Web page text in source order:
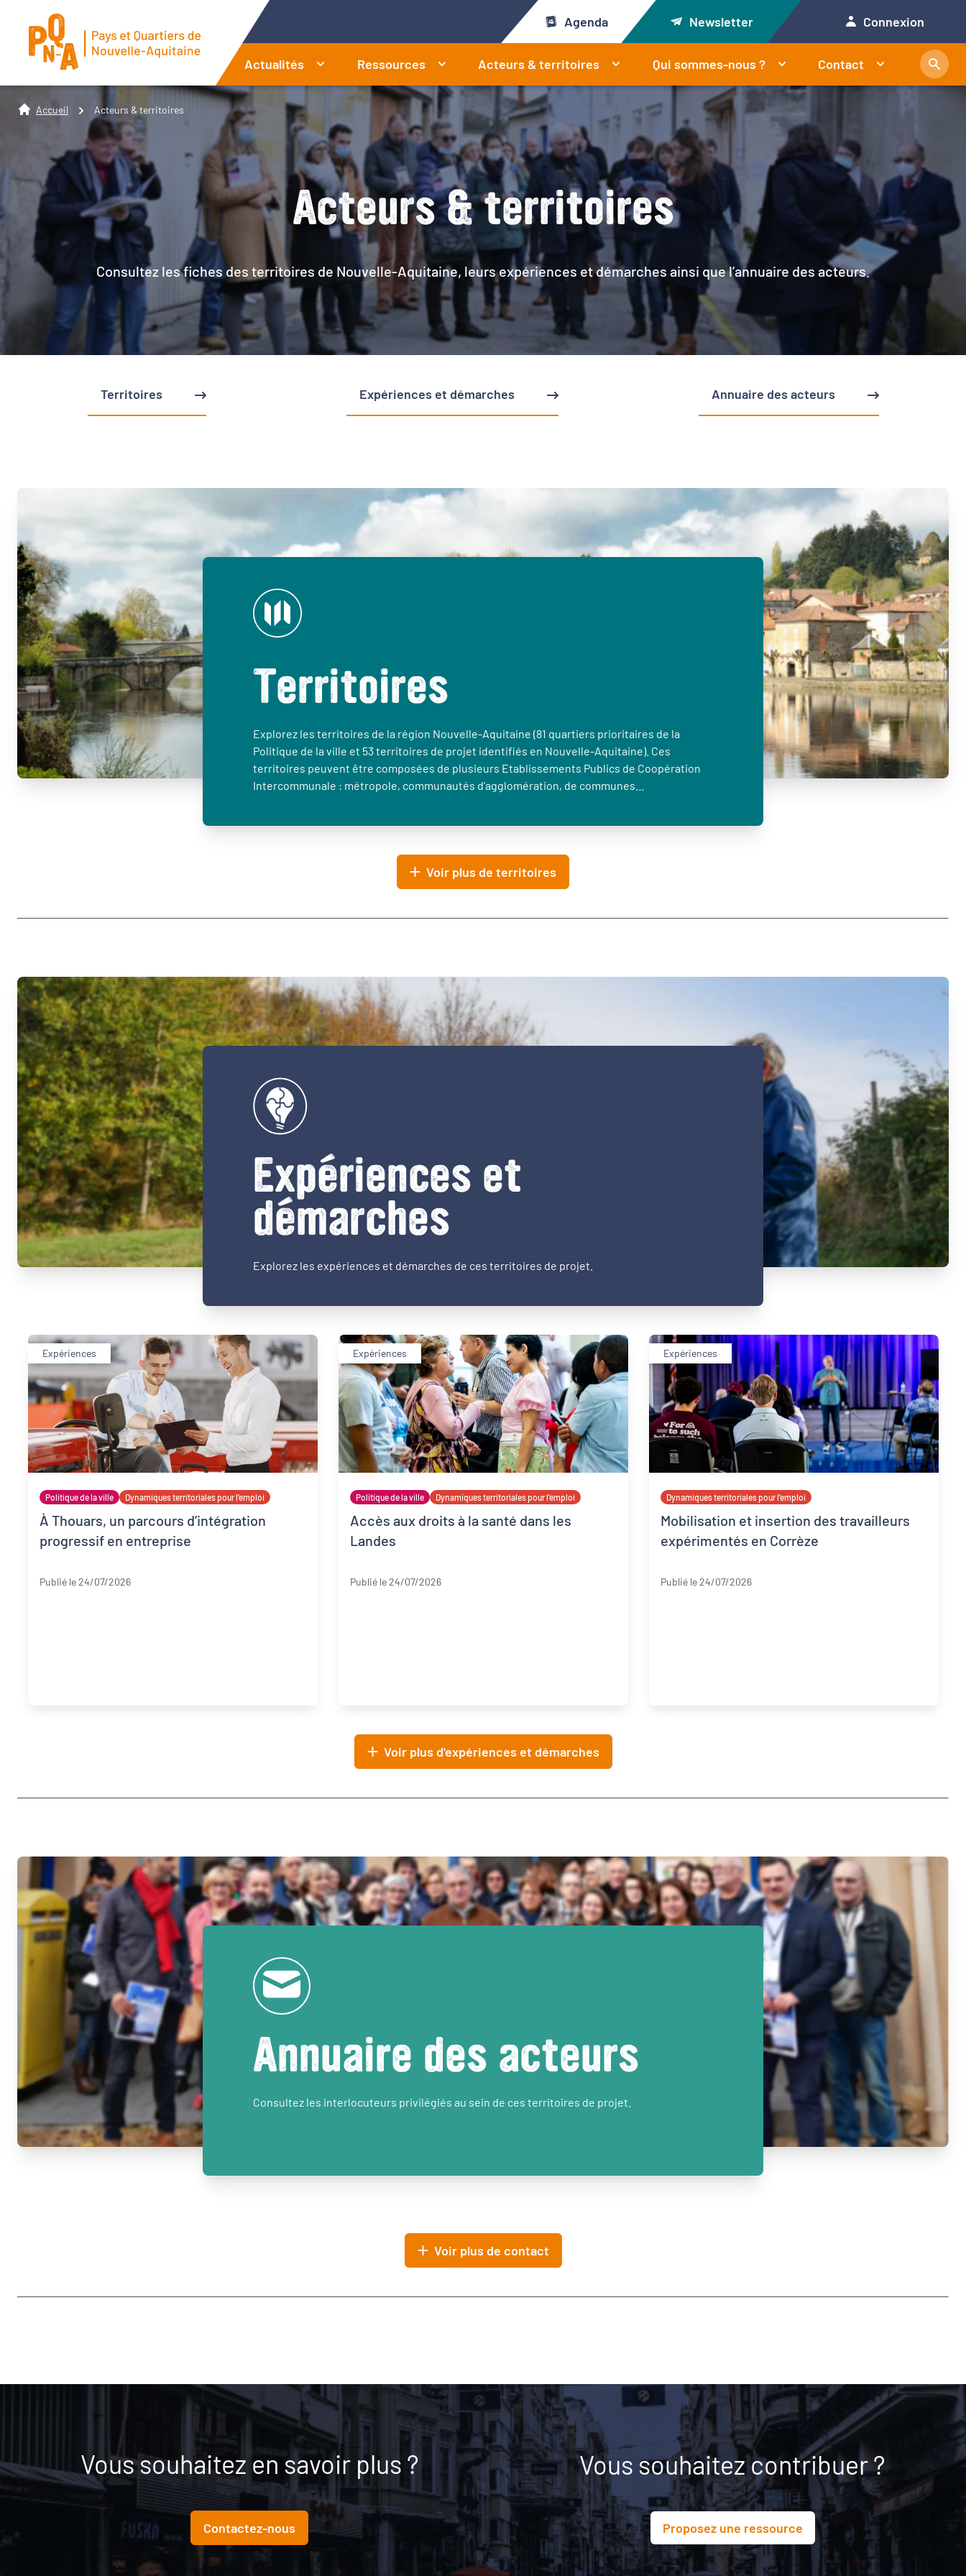
Agenda Newsletter Connexion
Actualités Ressources Acteurs & territoires Qui sommes-nous ? Contact
Accueil Acteurs & territoires
Acteurs & territoires
Consultez les fiches des territoires de Nouvelle-Aquitaine, leurs expériences et démarches ainsi que l’annuaire des acteurs.
Territoires Expériences et démarches Annuaire des acteurs
Territoires
Explorez les territoires de la région Nouvelle-Aquitaine (81 quartiers prioritaires de la
Politique de la ville et 53 territoires de projet identifiés en Nouvelle-Aquitaine). Ces
territoires peuvent être composées de plusieurs Etablissements Publics de Coopération
Intercommunale : métropole, communautés d’agglomération, de communes…
Voir plus de territoires
Expériences et
démarches
Explorez les expériences et démarches de ces territoires de projet.
Expériences
Politique de la ville Dynamiques territoriales pour l’emploi
À Thouars, un parcours d’intégration
progressif en entreprise
Publié le 24/07/2026
Expériences
Politique de la ville Dynamiques territoriales pour l’emploi
Accès aux droits à la santé dans les
Landes
Publié le 24/07/2026
Expériences
Dynamiques territoriales pour l’emploi
Mobilisation et insertion des travailleurs
expérimentés en Corrèze
Publié le 24/07/2026
Voir plus d'expériences et démarches
Annuaire des acteurs
Consultez les interlocuteurs privilégiés au sein de ces territoires de projet.
Voir plus de contact
Vous souhaitez en savoir plus ?
Contactez-nous
Vous souhaitez contribuer ?
Proposez une ressource